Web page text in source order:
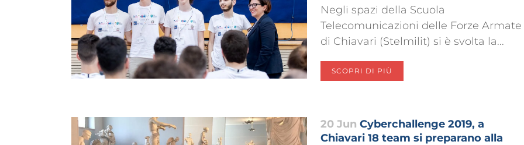
Negli spazi della Scuola
Telecomunicazioni delle Forze Armate
di Chiavari (Stelmilit) si è svolta la...
SCOPRI DI PIÙ
20 Jun Cyberchallenge 2019, a
Chiavari 18 team si preparano alla